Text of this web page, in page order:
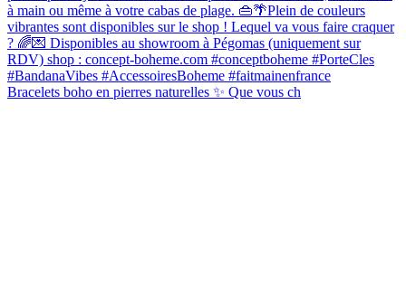
Bracelets boho en pierres naturelles ✨ Que vous ch